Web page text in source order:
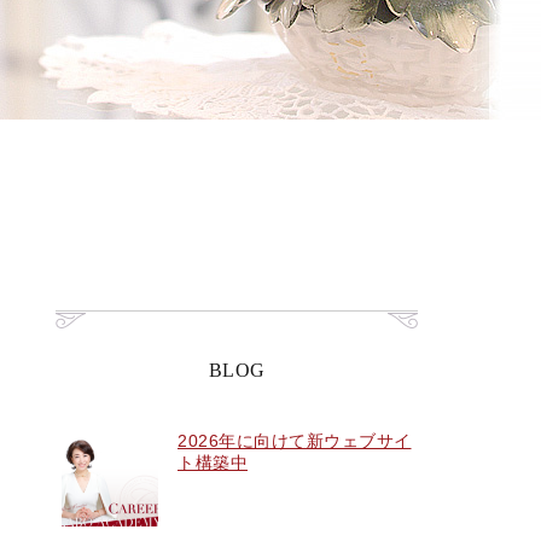
BLOG
2026年に向けて新ウェブサイ
ト構築中